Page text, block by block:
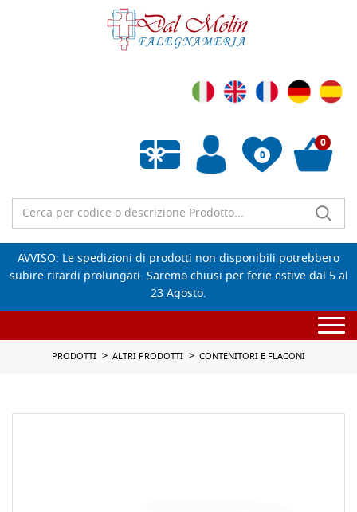
0
Wishlist vuota
0
AVVISO: Le spedizioni di prodotti non disponibili potrebbero
subire ritardi prolungati. Saremo chiusi per ferie estive dal 5 al
23 Agosto.
PRODOTTI ALTRI PRODOTTI CONTENITORI E FLACONI